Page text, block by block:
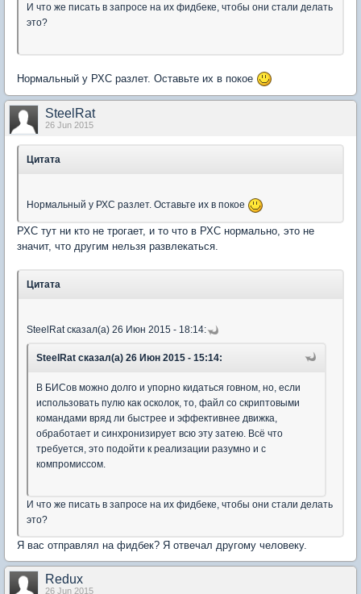
И что же писать в запросе на их фидбеке, чтобы они стали делать
это?
Нормальный у РХС разлет. Оставьте их в покое
SteelRat
26 Jun 2015
Цитата
Нормальный у РХС разлет. Оставьте их в покое
РХС тут ни кто не трогает, и то что в РХС нормально, это не
значит, что другим нельзя развлекаться.
Цитата
SteelRat сказал(а) 26 Июн 2015 - 18:14:
SteelRat сказал(а) 26 Июн 2015 - 15:14:
В БИСов можно долго и упорно кидаться говном, но, если
использовать пулю как осколок, то, файл со скриптовыми
командами вряд ли быстрее и эффективнее движка,
обработает и синхронизирует всю эту затею. Всё что
требуется, это подойти к реализации разумно и с
компромиссом.
И что же писать в запросе на их фидбеке, чтобы они стали делать
это?
Я вас отправлял на фидбек? Я отвечал другому человеку.
Redux
26 Jun 2015